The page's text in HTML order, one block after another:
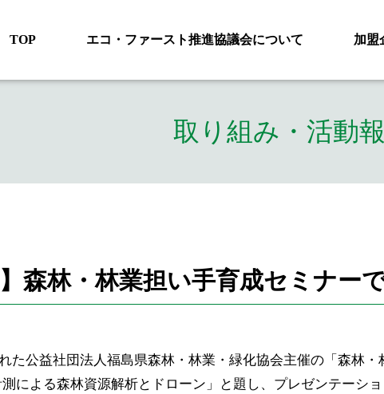
TOP エコ・ファースト推進協議会について 加盟
取り組み・活動
】森林・林業担い手育成セミナー
た公益社団法人福島県森林・林業・緑化協会主催の「森林
による森林資源解析とドローン」と題し、プレゼンテーショ